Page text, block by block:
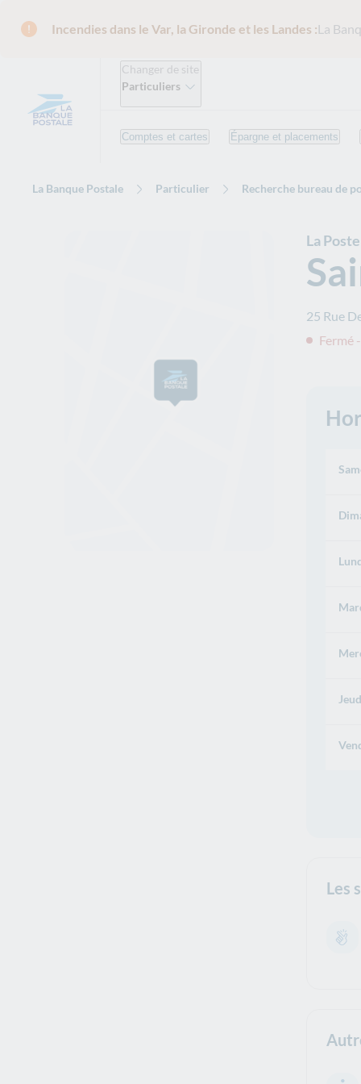
Incendies dans le Var, la Gironde et les Landes :La
Changer de site
Particuliers
Comptes et cartes Épargne et placements
La Banque Postale Particulier Recherche bureau de
La Poste
25 Rue
Fermé
Les